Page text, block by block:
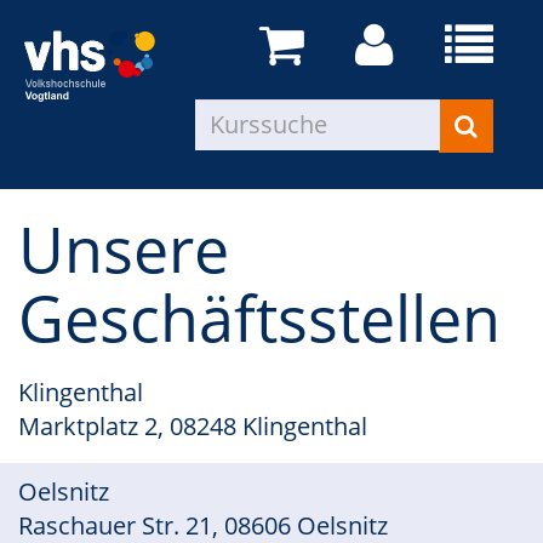
Unsere
Geschäftsstellen
Klingenthal
Marktplatz 2, 08248 Klingenthal
Oelsnitz
Raschauer Str. 21, 08606 Oelsnitz